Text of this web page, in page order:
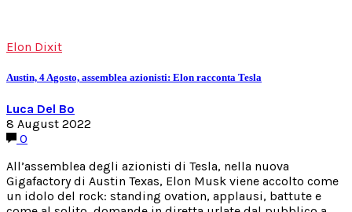
Elon Dixit
Austin, 4 Agosto, assemblea azionisti: Elon racconta Tesla
Luca Del Bo
8 August 2022
0
All’assemblea degli azionisti di Tesla, nella nuova
Gigafactory di Austin Texas, Elon Musk viene accolto come
un idolo del rock: standing ovation, applausi, battute e